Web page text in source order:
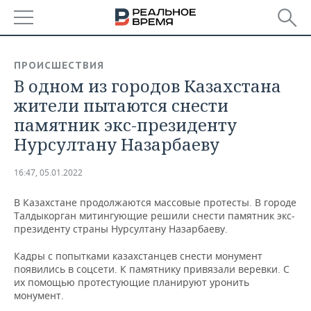
БАШКОРТОСТАН
ТАТАРСТАН
УДМУРТИЯ
НОВОСТИ
АНАЛИТИКА
НОВОСТИ АНАЛИТИКИ
ДЕКЛАРАЦИИ О ДОХОДАХ
КОРОЛИ ГОСЗАКАЗА ПФО
КОМУ ПРИНАДЛЕЖАТ
ТОРГОВЫЕ ЦЕНТРЫ
ТАТАРСТАНА
ЭКОНОМИКА
НОВОСТИ ЭКОНОМИКИ
ФИНАНСЫ
БЮДЖЕТ
ИНВЕСТИЦИИ
ПРОМЫШЛЕННОСТЬ
НОВОСТИ
ПРОМЫШЛЕННОСТИ
АГРОПРОМ
МАШИНОСТРОЕНИЕ
НЕДВИЖИМОСТЬ
НОВОСТИ АВТО
БИЗНЕС
НОВОСТИ БИЗНЕСА
ТЕХНОЛОГИИ
ПРОИСШЕСТВИЯ
В одном из городов Казахстана
жители пытаются снести
памятник экс-президенту
Нурсултану Назарбаеву
16:47, 05.01.2022
В Казахстане продолжаются массовые протесты. В городе
Талдыкорган митингующие решили снести памятник экс-
президенту страны Нурсултану Назарбаеву.
Кадры с попытками казахстанцев снести монумент
появились в соцсети. К памятнику привязали веревки. С
их помощью протестующие планируют уронить
монумент.